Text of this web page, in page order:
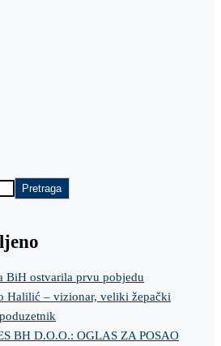
Pretraga
BiH ostvarila prvu pobjedu
Halilić – vizionar, veliki žepački
BH D.O.O.: OGLAS ZA POSAO